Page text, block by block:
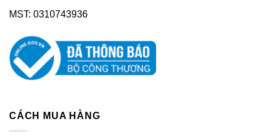
MST: 0310743936
CÁCH MUA HÀNG